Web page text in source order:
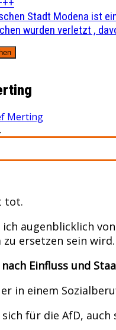
Stadt Modena ist
wurden verletzt ,
Merting
tot.
augenblicklich
ersetzen sein
Einfluss und
in einem
für die AfD,